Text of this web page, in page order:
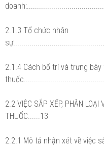
2.1.3 Tổ chức nhân
2.1.4 Cách bố trí và trưng bày
2.2 VIỆC SẮP XẾP, PHÂN LOẠI
THUỐC......13
2.2.1 Mô tả nhận xét về việc